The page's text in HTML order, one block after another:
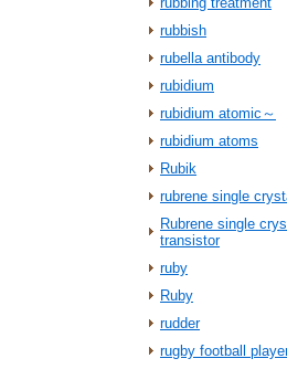
rubbish
rubella antibody
rubidium
rubidium atomic～
rubidium atoms
Rubik
rubrene single
Rubrene single
transistor
ruby
Ruby
rudder
rugby football